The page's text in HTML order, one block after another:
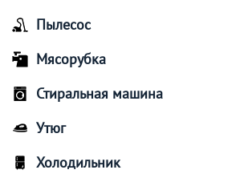
Пылесос
Мясорубка
Стиральная машина
Утюг
Холодильник